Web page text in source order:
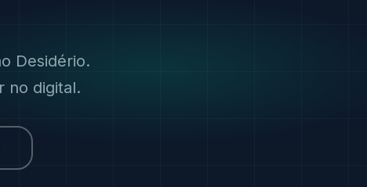
Desidério.
no digital.